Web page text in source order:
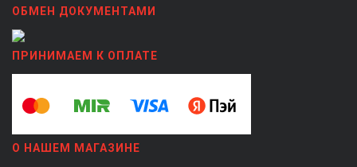
ОБМЕН ДОКУМЕНТАМИ
ПРИНИМАЕМ К ОПЛАТЕ
О НАШЕМ МАГАЗИНЕ